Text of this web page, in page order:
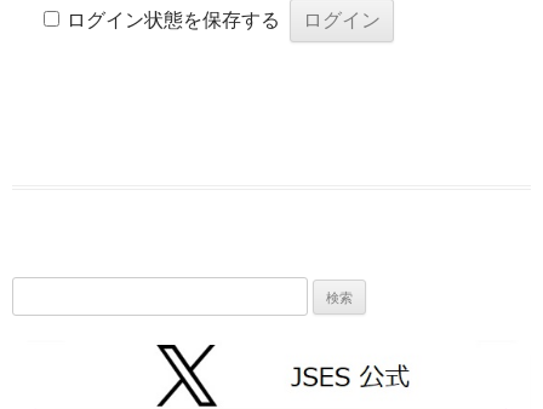
ログイン状態を保存する
索: